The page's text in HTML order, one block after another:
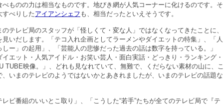
べものの力は相当なものです。地びき網が人気コーナーに化けるのです。そ
すべりしたアイアンシェフ も、相当だったといえそうです。
のテレビ局のスタッフが「怪しくて・変な人」ではなくなってきたことに、
見いだします。「テコ入れ企画としてラーメンやダイエットの特集」、「人
しー」の起用」、「芸能人の悲惨だった過去の話は数字を持っている。」
イエット・人気アイドル・お笑い芸人・面白実話・どっきり・ランキング・
TUBE映像。」、どれも見なれていて、無難で、くだらない素材の山に、こ
、いまのテレビのようではないかとあきれましたが、いまのテレビの話題な
レビ番組のいいとこ取り」、「こうした“若手”たちが全てのテレビ局で『テ